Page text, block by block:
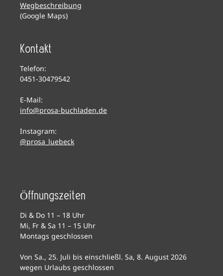
Wegbeschreibung
(Google Maps)
Kontakt
Telefon:
0451-30479542
E-Mail:
info@prosa-buchladen.de
Instagram:
@prosa_luebeck
Öffnungszeiten
Di & Do 11 – 18 Uhr
Mi, Fr & Sa 11 – 15 Uhr
Montags geschlossen
Von Sa., 25. Juli bis einschließl. Sa, 8. August 2026
wegen Urlaubs geschlossen